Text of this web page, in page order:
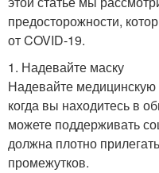
предосторожности,
от COVID-19.
1. Надевайте маску
Надевайте медицинскую
когда вы находитесь в
можете поддерживать
должна плотно
промежутков.